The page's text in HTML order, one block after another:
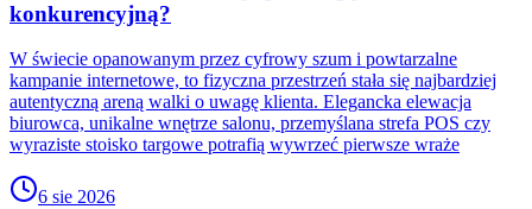
konkurencyjną?
W świecie opanowanym przez cyfrowy szum i powtarzalne
kampanie internetowe, to fizyczna przestrzeń stała się najbardziej
autentyczną areną walki o uwagę klienta. Elegancka elewacja
biurowca, unikalne wnętrze salonu, przemyślana strefa POS czy
wyraziste stoisko targowe potrafią wywrzeć pierwsze wraże
6 sie 2026